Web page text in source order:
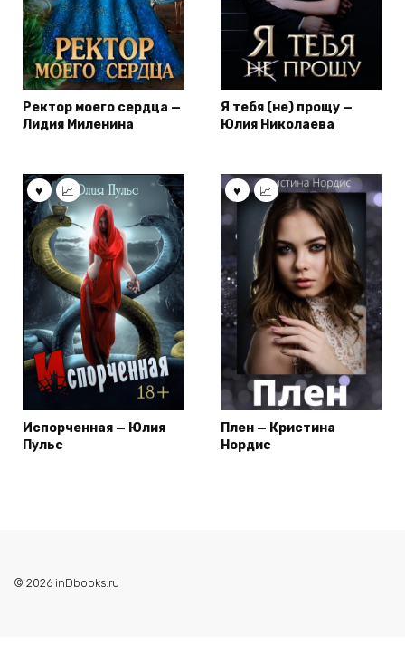
Ректор моего сердца —
Лидия Миленина
Я тебя (не) прощу —
Юлия Николаева
Испорченная — Юлия
Пульс
Плен — Кристина
Нордис
© 2026 inDbooks.ru